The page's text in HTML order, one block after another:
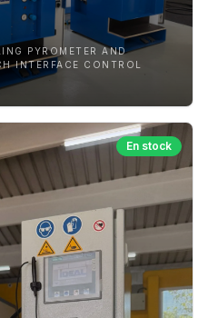
PYROMETER AND
INTERFACE CONTROL
En stock